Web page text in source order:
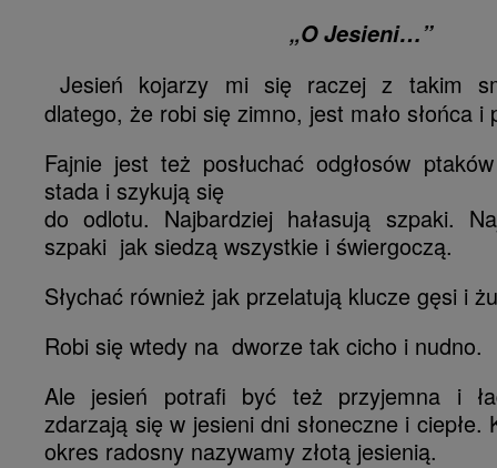
„O Jesieni…”
Jesień kojarzy mi się raczej z takim
dlatego, że robi się zimno, jest mało słońca i
Fajnie jest też posłuchać odgłosów
stada i szykują się
do odlotu. Najbardziej hałasują szpaki.
szpaki jak siedzą wszystkie i świergoczą.
Słychać również jak przelatują klucze gęsi i
Robi się wtedy na dworze tak cicho i nudno.
Ale jesień potrafi być też przyjemna i
zdarzają się w jesieni dni słoneczne i ciepłe.
okres radosny nazywamy złotą jesienią.